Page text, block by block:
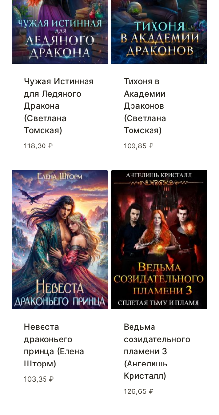
Чужая Истинная
для Ледяного
Дракона
(Светлана
Томская)
118,30 ₽
Тихоня в
Академии
Драконов
(Светлана
Томская)
109,85 ₽
Невеста
драконьего
принца (Елена
Шторм)
103,35 ₽
Ведьма
созидательного
пламени 3
(Ангелишь
Кристалл)
126,65 ₽